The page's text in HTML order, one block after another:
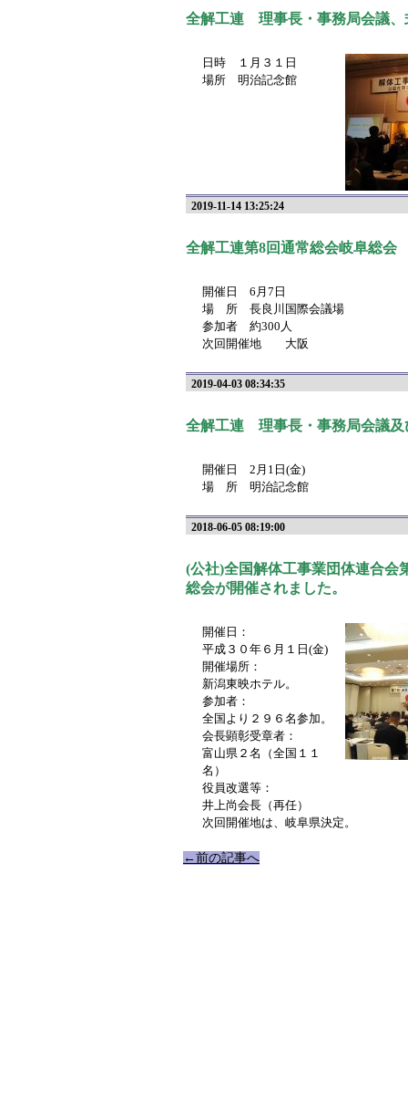
全解工連 理事長・事務局会議、
日時 １月３１日
場所 明治記念館
2019-11-14 13:25:24
全解工連第8回通常総会岐阜総会
開催日 6月7日
場 所 長良川国際会議場
参加者 約300人
次回開催地 大阪
2019-04-03 08:34:35
全解工連 理事長・事務局会議及
開催日 2月1日(金)
場 所 明治記念館
2018-06-05 08:19:00
(公社)全国解体工事業団体連合会
総会が開催されました。
開催日：
平成３０年６月１日(金)
開催場所：
新潟東映ホテル。
参加者：
全国より２９６名参加。
会長顕彰受章者：
富山県２名（全国１１
名）
役員改選等：
井上尚会長（再任）
次回開催地は、岐阜県決定。
←前の記事へ